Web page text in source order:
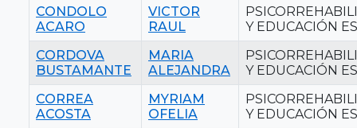
CONDOLO
ACARO
VICTOR
RAUL
Y EDUCACIÓN
CORDOVA
BUSTAMANTE
MARIA
ALEJANDRA
Y EDUCACIÓN
CORREA
ACOSTA
MYRIAM
OFELIA
Y EDUCACIÓN